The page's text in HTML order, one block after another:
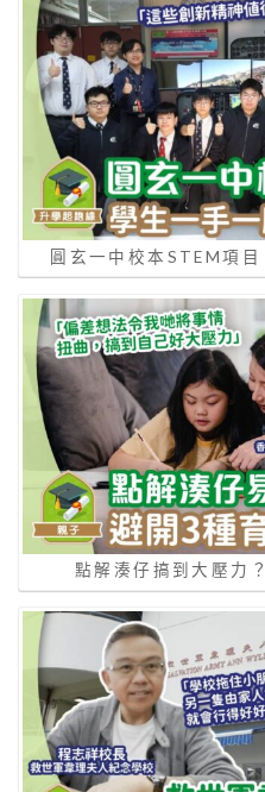
圓玄一中校本STEM項
點解湊仔搞到大壓力